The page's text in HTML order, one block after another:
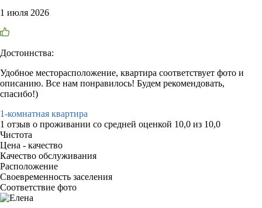
1 июля 2026
Достоинства:
Удобное месторасположение, квартира соответствует фото и
описанию. Все нам понравилось! Будем рекомендовать,
спасибо!)
1-комнатная квартира
1 отзыв о проживании со средней оценкой 10,0 из 10,0
Чистота
Цена - качество
Качество обслуживания
Расположение
Своевременность заселения
Соответствие фото